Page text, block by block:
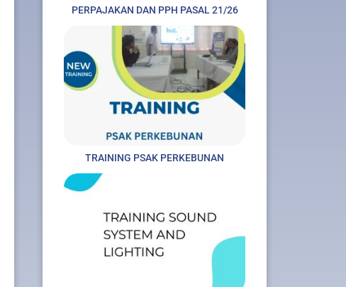
PERPAJAKAN DAN PPH PASAL 21/26
TRAINING PSAK PERKEBUNAN